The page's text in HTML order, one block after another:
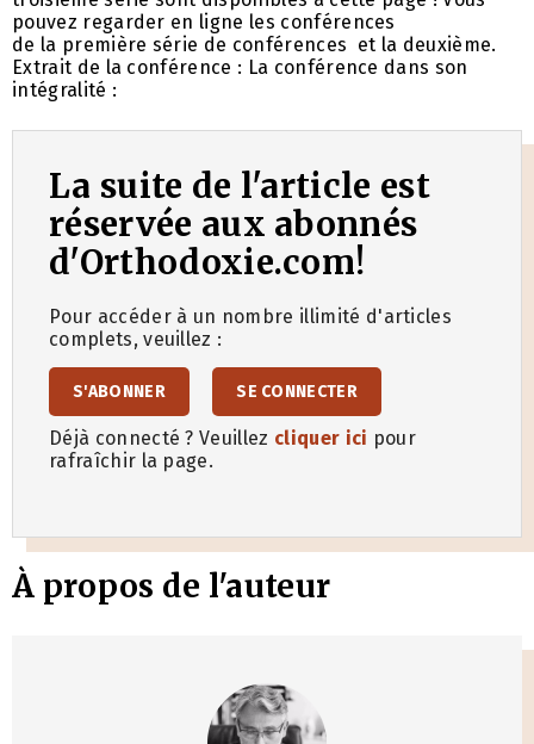
pouvez regarder en ligne les conférences
de la première série de conférences et la deuxième.
Extrait de la conférence : La conférence dans son
intégralité :
La suite de l'article est
réservée aux abonnés
d'Orthodoxie.com!
Pour accéder à un nombre illimité d'articles
complets, veuillez :
S'ABONNER SE CONNECTER
Déjà connecté ? Veuillez cliquer ici pour
rafraîchir la page.
À propos de l'auteur